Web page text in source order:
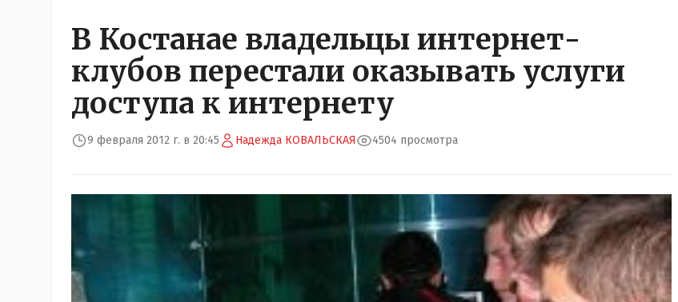
В Костанае владельцы интернет-
клубов перестали оказывать услуги
доступа к интернету
9 февраля 2012 г. в 20:45 Надежда КОВАЛЬСКАЯ 4504 просмотра